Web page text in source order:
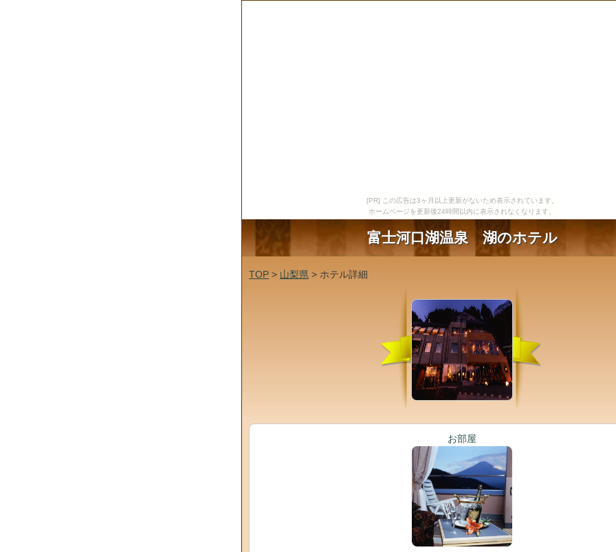
[PR] この広告は3ヶ月以上更新がないため表示されています。
ホームページを更新後24時間以内に表示されなくなります。
富士河口湖温泉 湖のホテル
TOP > 山梨県 > ホテル詳細
お部屋